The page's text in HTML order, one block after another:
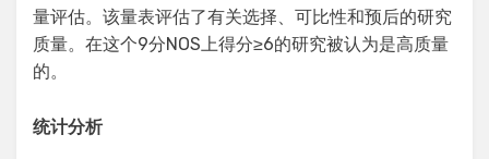
量评估。该量表评估了有关选择、可比性和预后的研究
质量。在这个9分NOS上得分≥6的研究被认为是高质量
的。
统计分析